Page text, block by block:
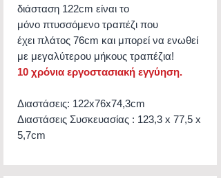
διάσταση 122cm είναι το
μόνο πτυσσόμενο τραπέζι που
έχει πλάτος 76cm και μπορεί να ενωθεί
με μεγαλύτερου μήκους τραπέζια!
10 χρόνια εργοστασιακή εγγύηση.
Διαστάσεις: 122x76x74,3cm
Διαστάσεις Συσκευασίας : 123,3 x 77,5 x
5,7cm